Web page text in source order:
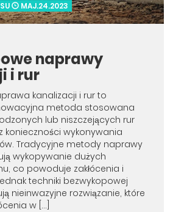
MAJ.24.2023
naprawy
i rur
kanalizacji i rur to
metoda stosowana
lub niszczejących rur
konieczności wykonywania
Tradycyjne metody naprawy
wykopywanie dużych
co powoduje zakłócenia i
techniki bezwykopowej
nieinwazyjne rozwiązanie, które
w […]